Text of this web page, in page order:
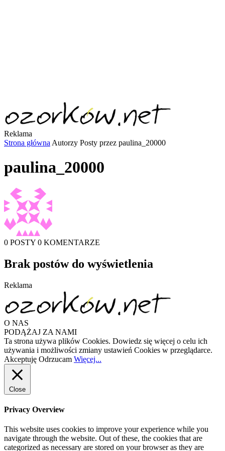
Reklama
Strona główna Autorzy Posty przez paulina_20000
paulina_20000
0 POSTY 0 KOMENTARZE
Brak postów do wyświetlenia
Reklama
O NAS
PODĄŻAJ ZA NAMI
Ta strona używa plików Cookies. Dowiedz się więcej o celu ich
używania i możliwości zmiany ustawień Cookies w przeglądarce.
Akceptuję Odrzucam Więcej...
Close
Privacy Overview
This website uses cookies to improve your experience while you
navigate through the website. Out of these, the cookies that are
categorized as necessary are stored on your browser as they are